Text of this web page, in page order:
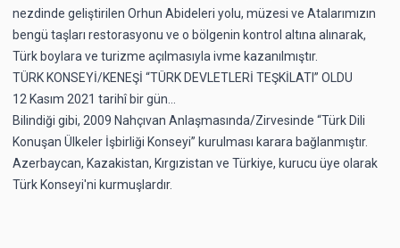
nezdinde geliştirilen Orhun Abideleri yolu, müzesi ve Atalarımızın
bengü taşları restorasyonu ve o bölgenin kontrol altına alınarak,
Türk boylara ve turizme açılmasıyla ivme kazanılmıştır.
TÜRK KONSEYİ/KENEŞİ “TÜRK DEVLETLERİ TEŞKİLATI” OLDU
12 Kasım 2021 tarihî bir gün...
Bilindiği gibi, 2009 Nahçıvan Anlaşmasında/Zirvesinde “Türk Dili
Konuşan Ülkeler İşbirliği Konseyi” kurulması karara bağlanmıştır.
Azerbaycan, Kazakistan, Kırgızistan ve Türkiye, kurucu üye olarak
Türk Konseyi'ni kurmuşlardır.